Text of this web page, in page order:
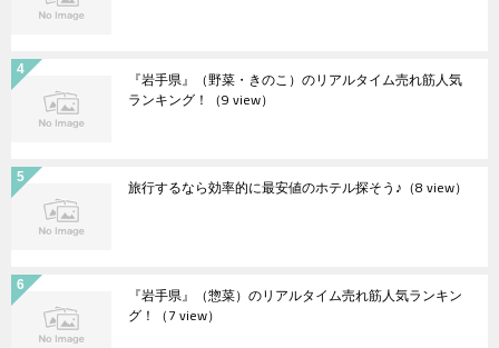
『岩手県』（野菜・きのこ）のリアルタイム売れ筋人気
ランキング！ （9 view）
旅行するなら効率的に最安値のホテル探そう♪ （8 view）
『岩手県』（惣菜）のリアルタイム売れ筋人気ランキン
グ！ （7 view）